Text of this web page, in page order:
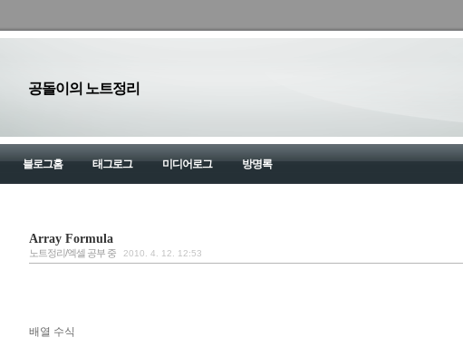
공돌이의 노트정리
블로그홈 태그로그 미디어로그 방명록
Array Formula
노트정리/엑셀 공부 중 2010. 4. 12. 12:53
배열 수식